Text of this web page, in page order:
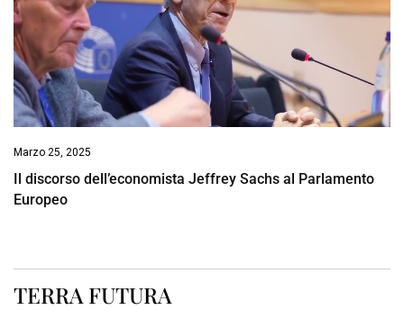
Marzo 25, 2025
Il discorso dell’economista Jeffrey Sachs al Parlamento
Europeo
TERRA FUTURA